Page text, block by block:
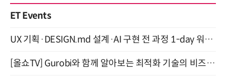
ET Events
UX 기획·DESIGN.md 설계·AI 구현 전 과정 1-day 워크숍 with Claude Code·Codex 9월 15일 개최
[올쇼TV] Gurobi와 함께 알아보는 최적화 기술의 비즈니스 활용 (8월 20일 생방송)